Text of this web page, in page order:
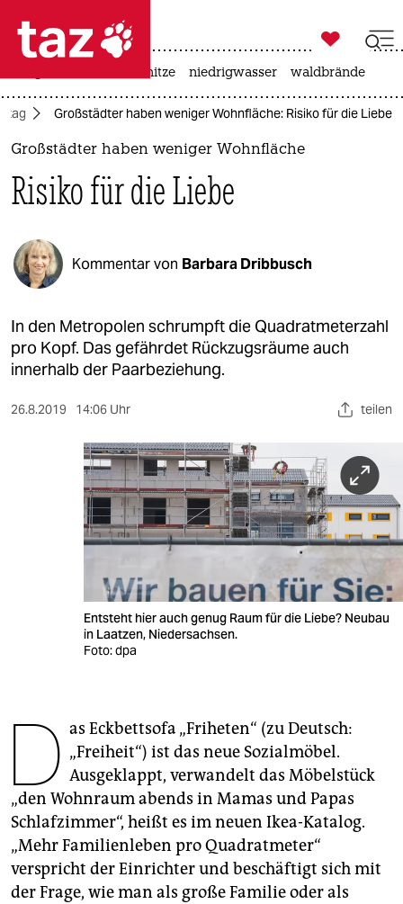
 taz zahl ich
taz zahl ich
politik
öko
gesellschaft
kultur
sport
berlin
wahrheit
veranstaltungen
genossenschaft
epaper login

taz zahl ich
hitze niedrigwasser waldbrände
Großstädter haben weniger Wohnfläche: Risiko für die Liebe
Großstädter haben weniger Wohnfläche
Risiko für die Liebe
Kommentar von Barbara Dribbusch
In den Metropolen schrumpft die Quadratmeterzahl
pro Kopf. Das gefährdet Rückzugsräume auch
innerhalb der Paarbeziehung.
26.8.2019 14:06 Uhr teilen
Entsteht hier auch genug Raum für die Liebe? Neubau
in Laatzen, Niedersachsen.
Foto: dpa
D as Eckbettsofa „Friheten“ (zu Deutsch:
„Freiheit“) ist das neue Sozialmöbel.
Ausgeklappt, verwandelt das Möbelstück
„den Wohnraum abends in Mamas und Papas
Schlafzimmer“, heißt es im neuen Ikea-Katalog.
„Mehr Familienleben pro Quadratmeter“
verspricht der Einrichter und beschäftigt sich mit
der Frage, wie man als große Familie oder als